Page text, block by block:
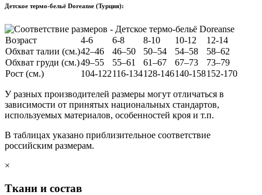
Детское термо-бельё Doreanse (Турция):
Возраст 4-6 6-8 8-10 10-12
12-14
Обхват талии (см.)42–46 46–50 50–54 54–58
58–62
Обхват груди (см.)49–55 55–61 61–67 67–73
73–79
Рост (см.)
104-122116-134128-146140-158152-170
У разных производителей размеры могут отличаться в
зависимости от принятых национальных стандартов,
используемых материалов, особенностей кроя и т.п.
В таблицах указано приблизительное соответствие
российским размерам.
×
Ткани и состав